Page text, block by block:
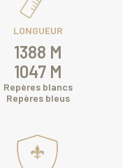
LONGUEUR
1388 M
1047 M
Repères blancs
Repères bleus